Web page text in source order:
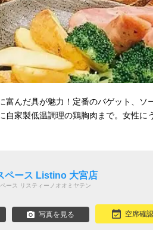
富んだ具が魅力！定番のバゲット、ソ
自家製低温調理の鶏胸肉まで。女性に
ペース Listino 大宮店
ース リスティーノオオミヤテン
写真を見る 空席確